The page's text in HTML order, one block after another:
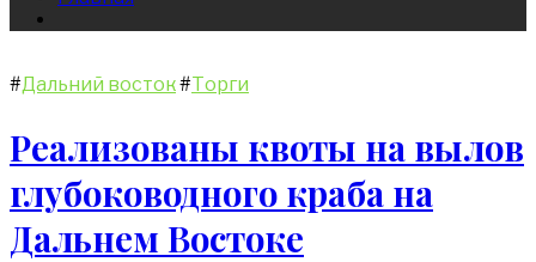
#Дальний восток#Торги
Реализованы квоты на вылов
глубоководного краба на
Дальнем Востоке